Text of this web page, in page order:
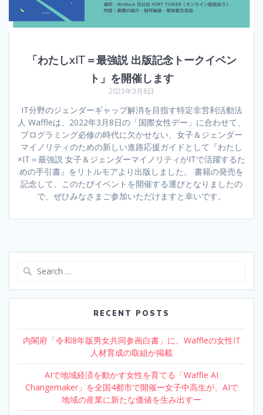
「わたしxIT＝最強説 出版記念トークイベン
ト」を開催します
2023年3月8日
IT分野のジェンダーギャップ解消を目指す特定非営利活動法
人 Waffleは、2022年3月8日の「国際女性デー」に合わせて、
プログラミング必修の時代に欠かせない、女子＆ジェンダー
マイノリティのための新しい進路応援ガイドとして『わたし
×IT＝最強説 女子＆ジェンダーマイノリティがITで活躍するた
めの手引書』をリトルモアより出版しました。 書籍の発売を
記念して、このたびイベントを開催する運びとなりましたの
で、ぜひみなさまご参加いただけますと幸いです。
RECENT POSTS
内閣府「令和8年版男女共同参画白書」に、Waffleの女性IT
人材育成の取組が掲載
AIで地域経済を動かす女性を育てる「Waffle AI
Changemaker」を全国4都市で開催ー女子中高生が、AIで
地域の産業に新たな価値を生み出すー